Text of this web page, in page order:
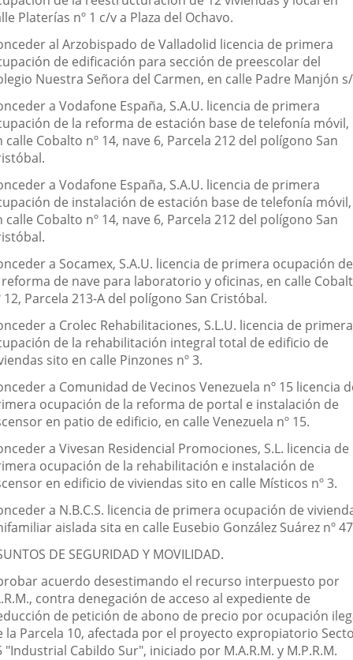
Platerías nº 1 c/v a Plaza del Ochavo.
al Arzobispado de Valladolid licencia de primera
de edificación para sección de preescolar del
Nuestra Señora del Carmen, en calle Padre Manjón
a Vodafone España, S.A.U. licencia de primera
de la reforma de estación base de telefonía móvil,
calle Cobalto nº 14, nave 6, Parcela 212 del polígono San
a Vodafone España, S.A.U. licencia de primera
de instalación de estación base de telefonía móvil,
calle Cobalto nº 14, nave 6, Parcela 212 del polígono San
a Socamex, S.A.U. licencia de primera ocupación de
de nave para laboratorio y oficinas, en calle
12, Parcela 213-A del polígono San Cristóbal.
a Crolec Rehabilitaciones, S.L.U. licencia de primera
de la rehabilitación integral total de edificio de
sito en calle Pinzones nº 3.
a Comunidad de Vecinos Venezuela nº 15 licencia
ocupación de la reforma de portal e instalación de
en patio de edificio, en calle Venezuela nº 15.
a Vivesan Residencial Promociones, S.L. licencia de
ocupación de la rehabilitación e instalación de
en edificio de viviendas sito en calle Místicos nº 3.
a N.B.C.S. licencia de primera ocupación de
aislada sita en calle Eusebio González Suárez nº
DE SEGURIDAD Y MOVILIDAD.
acuerdo desestimando el recurso interpuesto por
contra denegación de acceso al expediente de
de petición de abono de precio por ocupación
la Parcela 10, afectada por el proyecto expropiatorio
"Industrial Cabildo Sur", iniciado por M.A.R.M. y M.P.R.M.